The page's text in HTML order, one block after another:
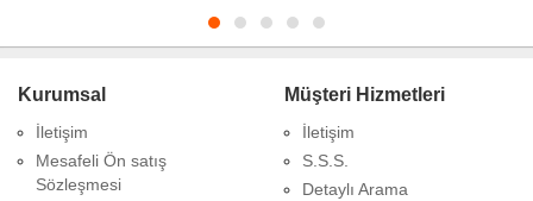
Kurumsal
İletişim
Mesafeli Ön satış
Sözleşmesi
Müşteri Hizmetleri
İletişim
S.S.S.
Detaylı Arama